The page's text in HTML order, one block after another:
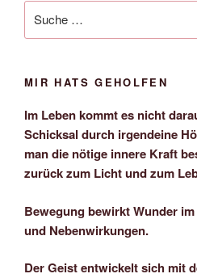
nach:
MIR HATS GEHOLFEN
Im Leben kommt es nicht
Schicksal durch irgendeine
man die nötige innere Kraft
zurück zum Licht und zum
Bewegung bewirkt Wunder
und Nebenwirkungen.
Der Geist entwickelt sich mit